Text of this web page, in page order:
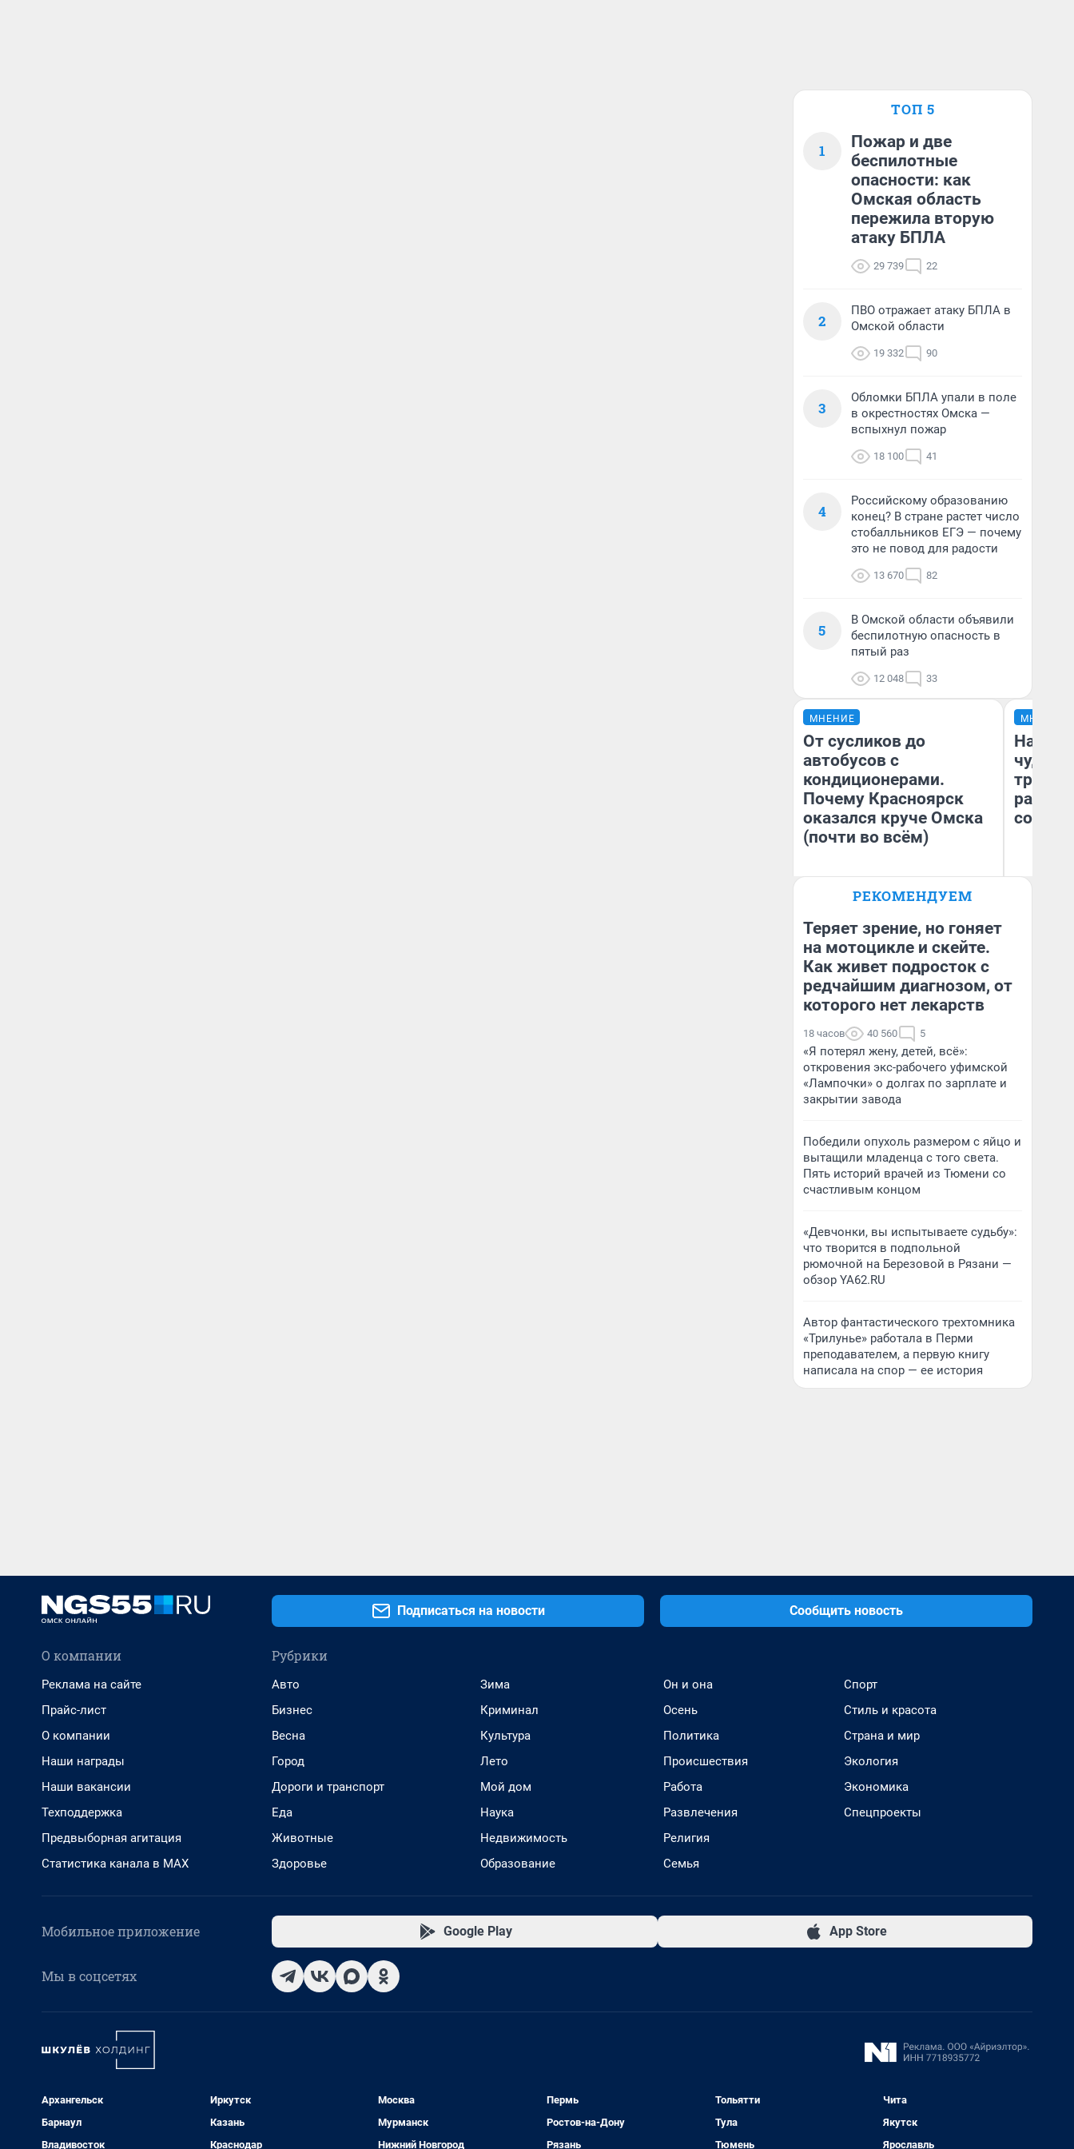
ТОП 5
1
Пожар и две
беспилотные
опасности: как
Омская область
пережила вторую
атаку БПЛА
29 739 22
2
ПВО отражает атаку БПЛА в
Омской области
19 332 90
3
Обломки БПЛА упали в поле
в окрестностях Омска —
вспыхнул пожар
18 100 41
4
Российскому образованию
конец? В стране растет число
стобалльников ЕГЭ — почему
это не повод для радости
13 670 82
5
В Омской области объявили
беспилотную опасность в
пятый раз
12 048 33
МНЕНИЕ
От сусликов до
автобусов с
кондиционерами.
Почему Красноярск
оказался круче Омска
(почти во всём)
МНЕНИЕ
чудом
РЕКОМЕНДУЕМ
Теряет зрение, но гоняет
на мотоцикле и скейте.
Как живет подросток с
редчайшим диагнозом, от
которого нет лекарств
18 часов 40 560 5
«Я потерял жену, детей, всё»:
откровения экс-рабочего уфимской
«Лампочки» о долгах по зарплате и
закрытии завода
Победили опухоль размером с яйцо и
вытащили младенца с того света.
Пять историй врачей из Тюмени со
счастливым концом
«Девчонки, вы испытываете судьбу»:
что творится в подпольной
рюмочной на Березовой в Рязани —
обзор YA62.RU
Автор фантастического трехтомника
«Трилунье» работала в Перми
преподавателем, а первую книгу
написала на спор — ее история
Подписаться на новости Сообщить новость
О компании
Реклама на сайте
Прайс-лист
О компании
Наши награды
Наши вакансии
Техподдержка
Предвыборная агитация
Статистика канала в MAX
Рубрики
Авто
Бизнес
Весна
Город
Дороги и транспорт
Еда
Животные
Здоровье
Зима
Криминал
Культура
Лето
Мой дом
Наука
Недвижимость
Образование
Он и она
Осень
Политика
Происшествия
Работа
Развлечения
Религия
Семья
Спорт
Стиль и красота
Страна и мир
Экология
Экономика
Спецпроекты
Мобильное приложение Google Play App Store
Мы в соцсетях
Архангельск
Барнаул
Владивосток
Иркутск
Казань
Краснодар
Москва
Мурманск
Нижний Новгород
Пермь
Ростов-на-Дону
Рязань
Тольятти
Тула
Тюмень
Чита
Якутск
Ярославль